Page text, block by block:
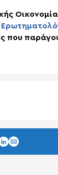
που
linkedin
mail